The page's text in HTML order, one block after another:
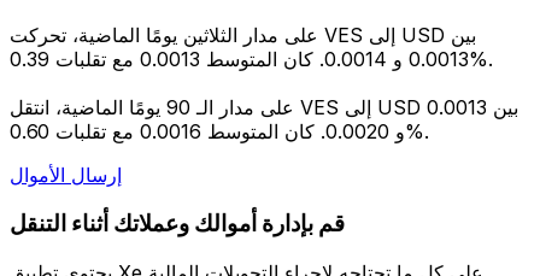
على مدار الثلاثين يومًا الماضية، تحركت VES إلى USD بين
0.0013 و 0.0014. كان المتوسط 0.0013 مع تقلبات 0.39%.
على مدار الـ 90 يومًا الماضية، انتقل VES إلى USD بين 0.0013
و 0.0020. كان المتوسط 0.0016 مع تقلبات 0.60%.
إرسال الأموال
قم بإدارة أموالك وعملاتك أثناء التنقل